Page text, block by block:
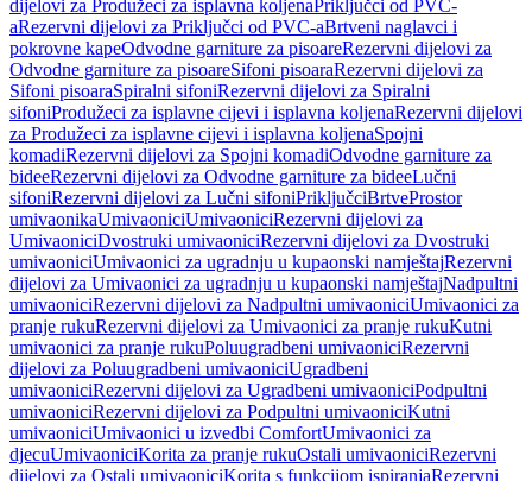
dijelovi za Produžeci za isplavna koljenaPriključci od PVC-
aRezervni dijelovi za Priključci od PVC-aBrtveni naglavci i
pokrovne kapeOdvodne garniture za pisoareRezervni dijelovi za
Odvodne garniture za pisoareSifoni pisoaraRezervni dijelovi za
Sifoni pisoaraSpiralni sifoniRezervni dijelovi za Spiralni
sifoniProdužeci za isplavne cijevi i isplavna koljenaRezervni dijelovi
za Produžeci za isplavne cijevi i isplavna koljenaSpojni
komadiRezervni dijelovi za Spojni komadiOdvodne garniture za
bideeRezervni dijelovi za Odvodne garniture za bideeLučni
sifoniRezervni dijelovi za Lučni sifoniPriključciBrtveProstor
umivaonikaUmivaoniciUmivaoniciRezervni dijelovi za
UmivaoniciDvostruki umivaoniciRezervni dijelovi za Dvostruki
umivaoniciUmivaonici za ugradnju u kupaonski namještajRezervni
dijelovi za Umivaonici za ugradnju u kupaonski namještajNadpultni
umivaoniciRezervni dijelovi za Nadpultni umivaoniciUmivaonici za
pranje rukuRezervni dijelovi za Umivaonici za pranje rukuKutni
umivaonici za pranje rukuPoluugradbeni umivaoniciRezervni
dijelovi za Poluugradbeni umivaoniciUgradbeni
umivaoniciRezervni dijelovi za Ugradbeni umivaoniciPodpultni
umivaoniciRezervni dijelovi za Podpultni umivaoniciKutni
umivaoniciUmivaonici u izvedbi ComfortUmivaonici za
djecuUmivaoniciKorita za pranje rukuOstali umivaoniciRezervni
dijelovi za Ostali umivaoniciKorita s funkcijom ispiranjaRezervni